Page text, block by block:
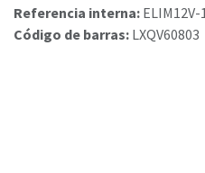
Referencia interna: ELIM12V-
Código de barras: LXQV60803